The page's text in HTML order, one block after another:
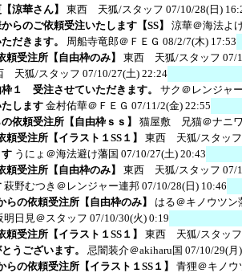
涼華さん】
東西 天狐/スタッフ 07/10/28(日)
らのご依頼受注いたします【SS】
涼華＠海法よ
だきます。
周船寺竜郎＠ＦＥＧ 08/2/7(木) 17:53
頼受注所【自由枠のみ】
東西 天狐/スタッフ 07/
天狐/スタッフ 07/10/27(土) 22:24
１ 受注させていただきます。
サク＠レンジャ
します 金村佑華＠ＦＥＧ 07/11/2(金) 22:55
依頼受注所【自由枠ｓｓ】
猫屋敷 兄猫＠ナニ
受注所【イラスト１SS１】
東西 天狐/スタッフ
うにょ＠海法避け藩国 07/10/27(土) 20:43
頼受注所【自由枠のみ】
東西 天狐/スタッフ 07/
萩野むつき＠レンジャー連邦 07/10/28(日) 10:46
らの依頼受注所【自由枠のみ】
はる＠キノウツン
明日見＠スタッフ 07/10/30(火) 0:19
受注所【イラスト１SS１】
東西 天狐/スタッフ
うございます。
忌闇装介＠akiharu国 07/10/29(月
らの依頼受注所【イラスト１SS１】
青狸＠キノウ